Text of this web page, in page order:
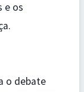
e os
o debate